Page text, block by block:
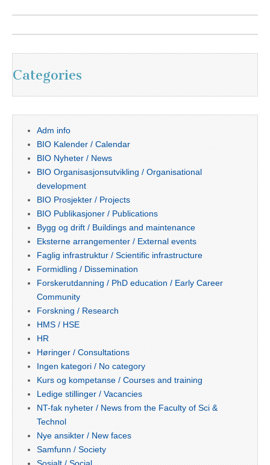
Categories
Adm info
BIO Kalender / Calendar
BIO Nyheter / News
BIO Organisasjonsutvikling / Organisational
development
BIO Prosjekter / Projects
BIO Publikasjoner / Publications
Bygg og drift / Buildings and maintenance
Eksterne arrangementer / External events
Faglig infrastruktur / Scientific infrastructure
Formidling / Dissemination
Forskerutdanning / PhD education / Early Career
Community
Forskning / Research
HMS / HSE
HR
Høringer / Consultations
Ingen kategori / No category
Kurs og kompetanse / Courses and training
Ledige stillinger / Vacancies
NT-fak nyheter / News from the Faculty of Sci &
Technol
Nye ansikter / New faces
Samfunn / Society